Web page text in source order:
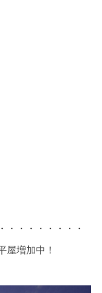
・・・・・・・・
屋増加中！